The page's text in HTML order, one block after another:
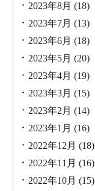
2023年8月 (18)
2023年7月 (13)
2023年6月 (18)
2023年5月 (20)
2023年4月 (19)
2023年3月 (15)
2023年2月 (14)
2023年1月 (16)
2022年12月 (18)
2022年11月 (16)
2022年10月 (15)